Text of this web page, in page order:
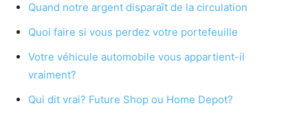
Quand notre argent disparaît de la circulation
Quoi faire si vous perdez votre portefeuille
Votre véhicule automobile vous appartient-il
vraiment?
Qui dit vrai? Future Shop ou Home Depot?